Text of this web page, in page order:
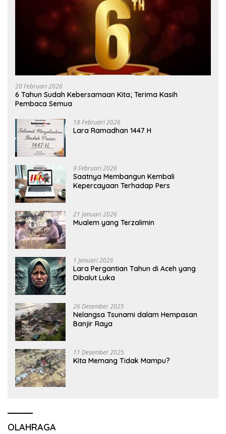
20 Februari 2026
6 Tahun Sudah Kebersamaan Kita; Terima Kasih
Pembaca Semua
18 Februari 2026
Lara Ramadhan 1447 H
9 Februari 2026
Saatnya Membangun Kembali
Kepercayaan Terhadap Pers
21 Januari 2026
Mualem yang Terzalimin
1 Januari 2026
Lara Pergantian Tahun di Aceh yang
Dibalut Luka
26 Desember 2025
Nelangsa Tsunami dalam Hempasan
Banjir Raya
11 Desember 2025
Kita Memang Tidak Mampu?
OLAHRAGA